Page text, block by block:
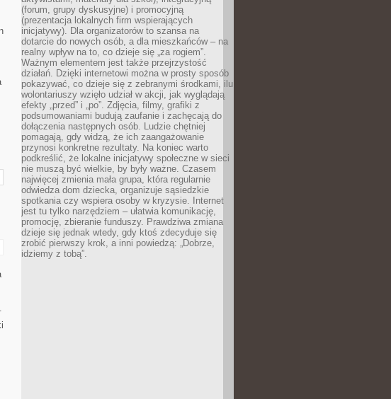
(forum, grupy dyskusyjne) i promocyjną
(prezentacja lokalnych firm wspierających
inicjatywy). Dla organizatorów to szansa na
dotarcie do nowych osób, a dla mieszkańców – na
realny wpływ na to, co dzieje się „za rogiem”.
Ważnym elementem jest także przejrzystość
działań. Dzięki internetowi można w prosty sposób
pokazywać, co dzieje się z zebranymi środkami, ilu
wolontariuszy wzięło udział w akcji, jak wyglądają
efekty „przed” i „po”. Zdjęcia, filmy, grafiki z
podsumowaniami budują zaufanie i zachęcają do
dołączenia następnych osób. Ludzie chętniej
pomagają, gdy widzą, że ich zaangażowanie
przynosi konkretne rezultaty. Na koniec warto
podkreślić, że lokalne inicjatywy społeczne w sieci
nie muszą być wielkie, by były ważne. Czasem
najwięcej zmienia mała grupa, która regularnie
odwiedza dom dziecka, organizuje sąsiedzkie
spotkania czy wspiera osoby w kryzysie. Internet
jest tu tylko narzędziem – ułatwia komunikację,
promocję, zbieranie funduszy. Prawdziwa zmiana
dzieje się jednak wtedy, gdy ktoś zdecyduje się
zrobić pierwszy krok, a inni powiedzą: „Dobrze,
idziemy z tobą”.